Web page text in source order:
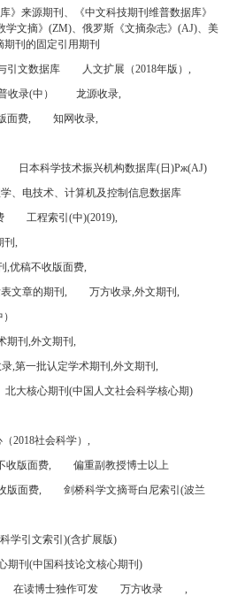
》来源期刊、《中文科技期刊维普数据库》
文摘》(ZM)、俄罗斯《文摘杂志》(AJ)、美
刊的固定引用期刊
引文数据库
人文扩展（2018年版）,
收录(中）
龙源收录,
面费,
知网收录,
日本科学技术振兴机构数据库(日)Pж(AJ)
、电技术、计算机及控制信息数据库
工程索引(中)(2019),
刊,
,优稿不收版面费,
文章的期刊,
万方收录,外文期刊,
期刊,外文期刊,
,第一批认定学术期刊,外文期刊,
北大核心期刊(中国人文社会科学核心期)
2018社会科学）,
收版面费,
偏重副教授博士以上
版面费,
剑桥科学文摘哥白尼索引(波兰
学引文索引)(含扩展版)
期刊(中国科技论文核心期刊)
在读博士独作可发 万方收录
,